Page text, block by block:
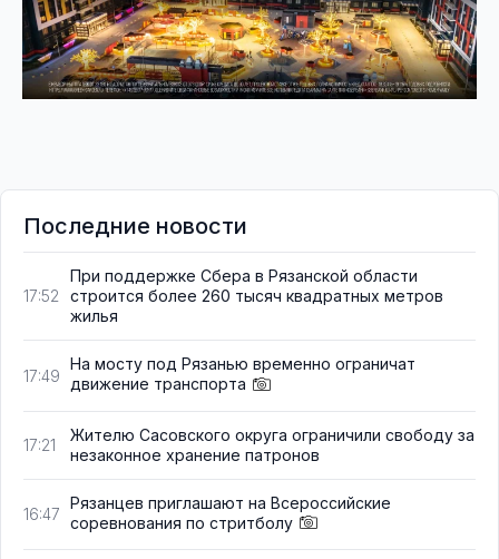
Последние новости
17:52
При поддержке Сбера в Рязанской области
строится более 260 тысяч квадратных метров
жилья
17:49
На мосту под Рязанью временно ограничат
движение транспорта
17:21
Жителю Сасовского округа ограничили свободу за
незаконное хранение патронов
16:47
Рязанцев приглашают на Всероссийские
соревнования по стритболу